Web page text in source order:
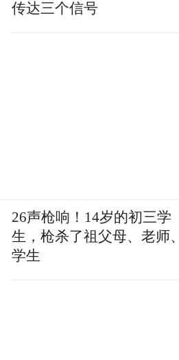
传达三个信号
26声枪响！14岁的初三学
生，枪杀了祖父母、老师、
学生